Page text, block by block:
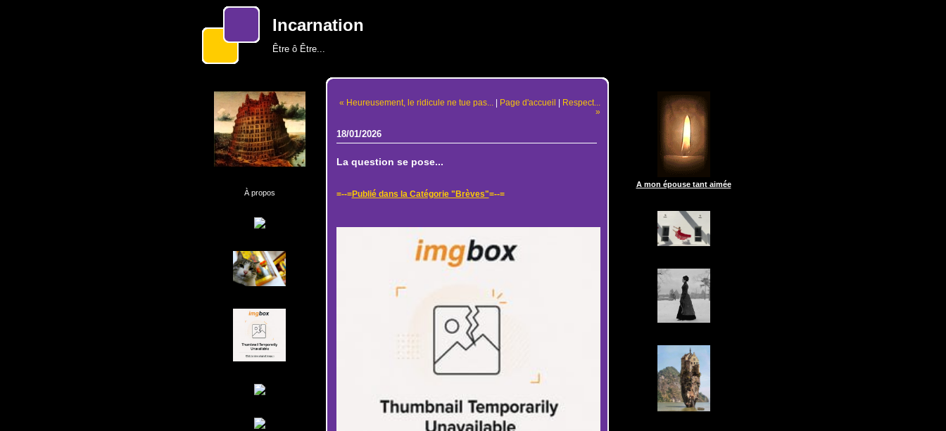
Incarnation
Être ô Être...
À propos
A mon épouse tant aimée
« Heureusement, le ridicule ne tue pas... | Page d'accueil | Respect...
»
18/01/2026
La question se pose...
=--=Publié dans la Catégorie "Brèves"=--=